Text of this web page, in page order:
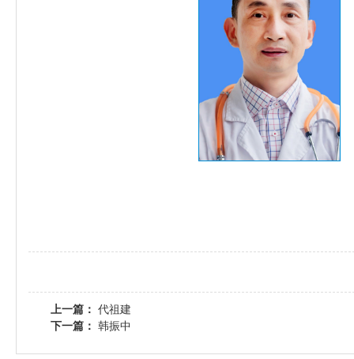
上一篇： 代祖建
下一篇： 韩振中